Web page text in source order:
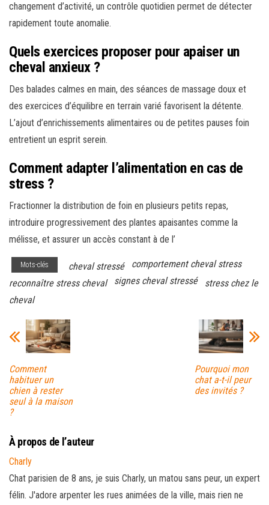
changement d’activité, un contrôle quotidien permet de détecter
rapidement toute anomalie.
Quels exercices proposer pour apaiser un
cheval anxieux ?
Des balades calmes en main, des séances de massage doux et
des exercices d’équilibre en terrain varié favorisent la détente.
L’ajout d’enrichissements alimentaires ou de petites pauses foin
entretient un esprit serein.
Comment adapter l’alimentation en cas de
stress ?
Fractionner la distribution de foin en plusieurs petits repas,
introduire progressivement des plantes apaisantes comme la
mélisse, et assurer un accès constant à de l’
Mots-clés cheval stressé
comportement cheval stress
reconnaître stress cheval
signes cheval stressé
stress chez le
cheval
Comment
habituer un
chien à rester
seul à la maison
?
Pourquoi mon
chat a-t-il peur
des invités ?
À propos de l’auteur
Charly
Chat parisien de 8 ans, je suis Charly, un matou sans peur, un expert
félin. J'adore arpenter les rues animées de la ville, mais rien ne